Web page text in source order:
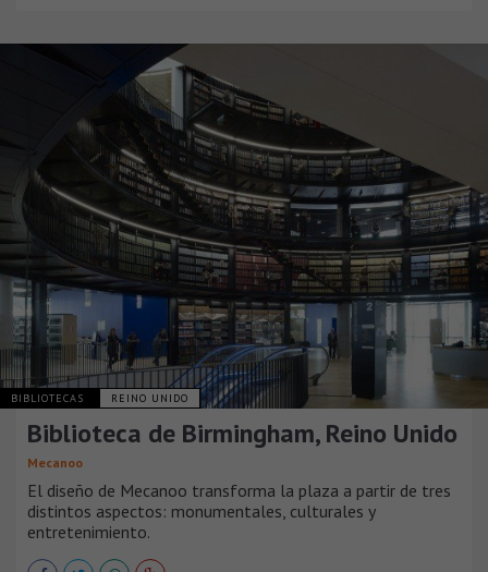
BIBLIOTECAS REINO UNIDO
Biblioteca de Birmingham, Reino Unido
Mecanoo
El diseño de Mecanoo transforma la plaza a partir de tres
distintos aspectos: monumentales, culturales y
entretenimiento.